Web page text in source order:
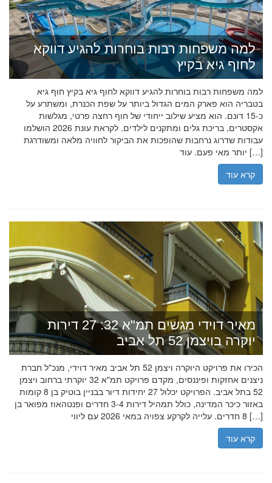
למה משפחות רבות בוחרות להגיע דווקא
לחוף גיא בקיץ
למה משפחות רבות בוחרות להגיע דווקא לחוף גיא בקיץ חוף גיא
בטבריה הוא פארק המים הגדול ביותר על שפת הכנרת, ומשתרע על
כ-15 דונם. הוא מציע שילוב ייחודי של חוף רחצה פרטי, מגלשות
אקסטרים, בריכת גלים ומתקנים לילדים. לקראת עונת 2026 הושלמו
עבודות שדרוג נרחבות שהופכות את הביקור לחוויה מלאה ומשודרגת
יותר מאי פעם. עוד […]
קרא עוד
מאיר דוידי מגשים תמ"א 32: 27 דירות
יוקרה בויצמן 52 תל אביב
הכירו את פרויקט היוקרה ויצמן 52 תל אביב מאיר דוידי, מנכ"ל חברת
ניצנים אחזקות ופיננסים, מקדם פרויקט תמ"א 32 יוקרתי ברחוב ויצמן
52 בתל אביב. הפרויקט יכלול 27 יחידות דיור בבניין בוטיק בן 8 קומות
באזור כיכר המדינה, כולל תמהיל דירות 3-4 חדרים ופנטהאוז מפואר בן
8 חדרים. עלייה לקרקע צפויה במאי 2026 עם ליווי […]
קרא עוד